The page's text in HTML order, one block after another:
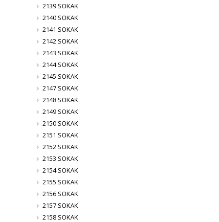
2139 SOKAK
2140 SOKAK
2141 SOKAK
2142 SOKAK
2143 SOKAK
2144 SOKAK
2145 SOKAK
2147 SOKAK
2148 SOKAK
2149 SOKAK
2150 SOKAK
2151 SOKAK
2152 SOKAK
2153 SOKAK
2154 SOKAK
2155 SOKAK
2156 SOKAK
2157 SOKAK
2158 SOKAK